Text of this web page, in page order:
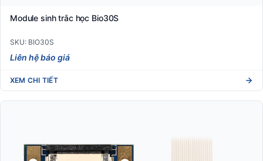
Module sinh trắc học Bio30S
SKU: BIO30S
Liên hệ báo giá
XEM CHI TIẾT